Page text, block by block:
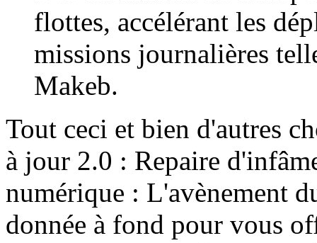
flottes, accélérant les
missions journalières
Makeb.
Tout ceci et bien d'autres
à jour 2.0 : Repaire
numérique : L'avènement
donnée à fond pour vous